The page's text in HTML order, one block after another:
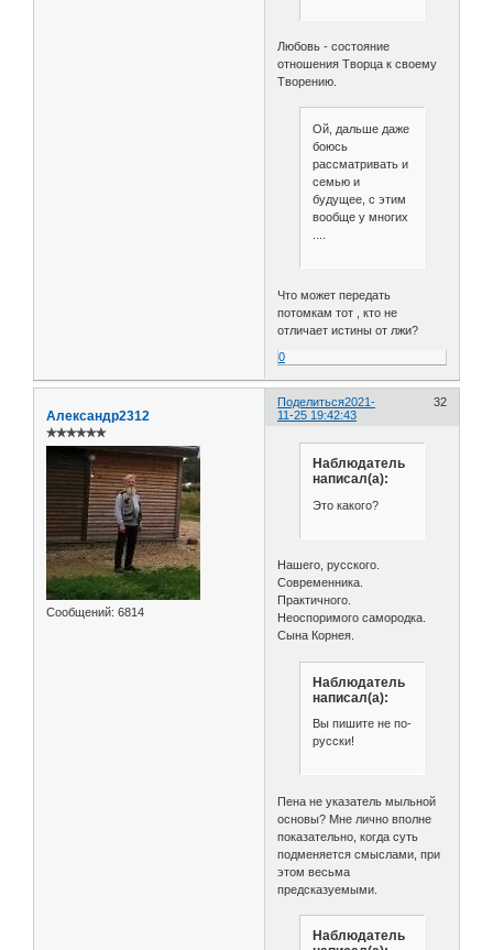
Любовь - состояние
отношения Творца к своему
Творению.
Ой, дальше даже
боюсь
рассматривать и
семью и
будущее, с этим
вообще у многих
Что может передать
потомкам тот , кто не
отличает истины от лжи?
0
Поделиться 32
2021-
11-25 19:42:43
Александр2312
✯✯✯✯✯✯
Сообщений: 6814
Наблюдатель
написал(а):
Это какого?
Нашего, русского.
Современника.
Практичного.
Неоспоримого самородка.
Сына Корнея.
Наблюдатель
написал(а):
Вы пишите не по-
русски!
Пена не указатель мыльной
основы? Мне лично вполне
показательно, когда суть
подменяется смыслами, при
этом весьма
предсказуемыми.
Наблюдатель